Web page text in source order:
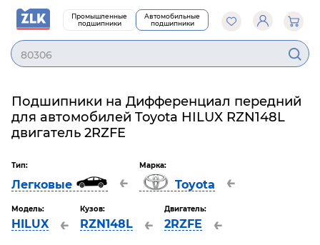
Промышленные
подшипники
Автомобильные
подшипники
80306
Подшипники на Дифференциал передний
для автомобилей Toyota HILUX RZN148L
двигатель 2RZFE
Тип:
Легковые ←
Марка:
Toyota ←
Модель:
HILUX ←
Кузов:
RZN148L ←
Двигатель:
2RZFE ←